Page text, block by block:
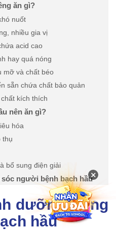
ăn gì?
nuốt
nhiều gia vị
acid cao
hay quá nóng
mỡ và chất béo
sẵn chứa chất bảo quản
kích thích
nên ăn gì?
hóa
thụ
bổ sung điện giải
người bệnh bạch hầu
dưỡng trong
hầu
×